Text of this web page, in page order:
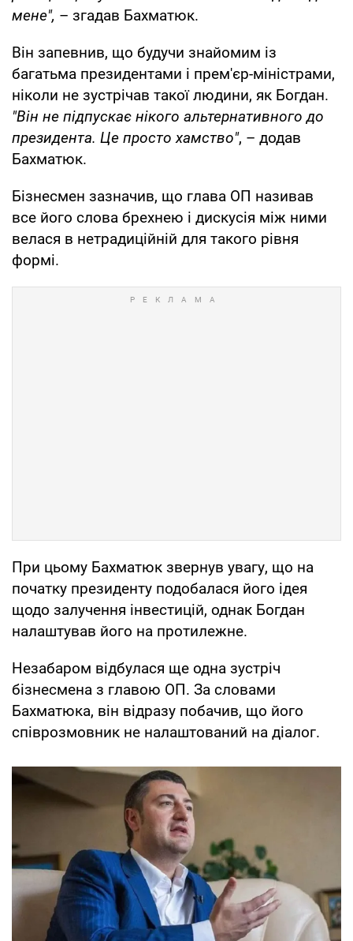
мене", – згадав Бахматюк.
Він запевнив, що будучи знайомим із
багатьма президентами і прем'єр-міністрами,
ніколи не зустрічав такої людини, як Богдан.
"Він не підпускає нікого альтернативного до
президента. Це просто хамство", – додав
Бахматюк.
Бізнесмен зазначив, що глава ОП називав
все його слова брехнею і дискусія між ними
велася в нетрадиційній для такого рівня
формі.
При цьому Бахматюк звернув увагу, що на
початку президенту подобалася його ідея
щодо залучення інвестицій, однак Богдан
налаштував його на протилежне.
Незабаром відбулася ще одна зустріч
бізнесмена з главою ОП. За словами
Бахматюка, він відразу побачив, що його
співрозмовник не налаштований на діалог.